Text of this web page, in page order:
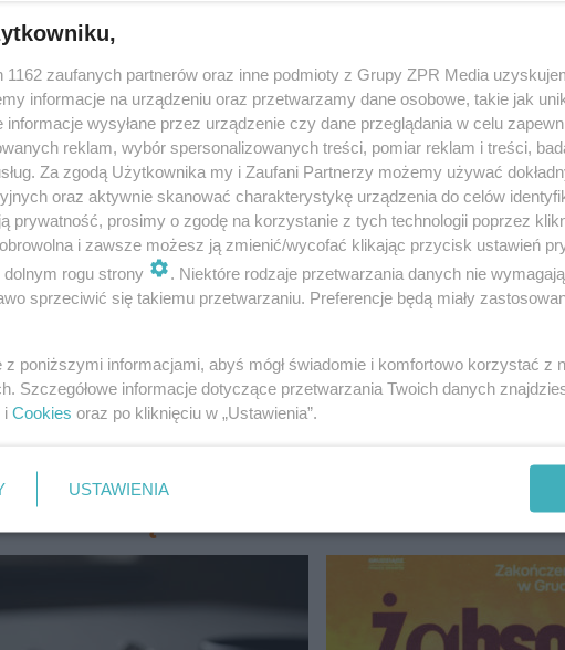
do Rulewa. Zobacz zdjęcia i posłuchaj relac…
1162 zaufanych partnerów oraz inne podmioty z Grupy ZPR Media
informacje na urządzeniu oraz przetwarzamy dane osobowe, takie jak
informacje wysyłane przez urządzenie czy dane przeglądania w celu
reklam, wybór spersonalizowanych treści, pomiar reklam i treści,
Za zgodą Użytkownika my i Zaufani Partnerzy możemy używać
oraz aktywnie skanować charakterystykę urządzenia do celów
prywatność, prosimy o zgodę na korzystanie z tych technologii poprzez
i zawsze możesz ją zmienić/wycofać klikając przycisk ustawień
rogu strony
. Niektóre rodzaje przetwarzania danych nie
sprzeciwić się takiemu przetwarzaniu. Preferencje będą miały
z poniższymi informacjami, abyś mógł świadomie i komfortowo korzystać z
Szczegółowe informacje dotyczące przetwarzania Twoich danych
i Cookies oraz po kliknięciu w „Ustawienia”.
USTAWIENIA